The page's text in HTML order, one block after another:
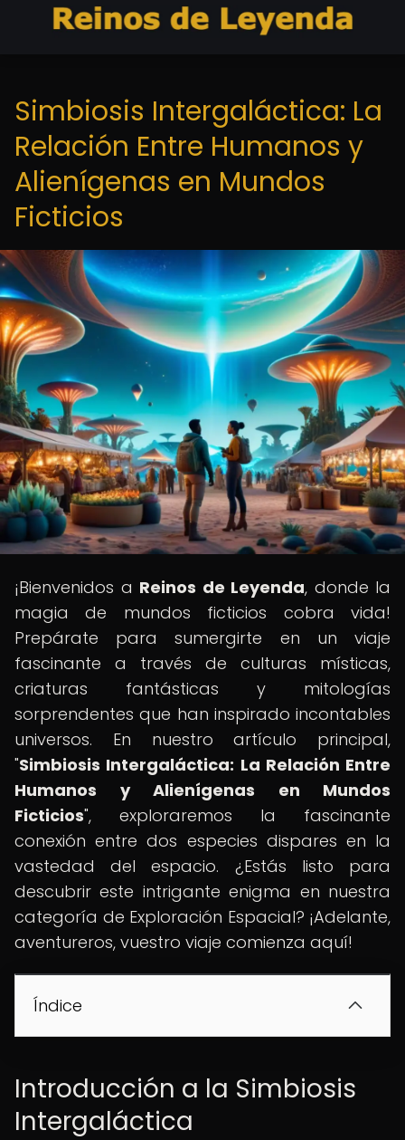
Simbiosis Intergaláctica: La
Relación Entre Humanos y
Alienígenas en Mundos
Ficticios
¡Bienvenidos a Reinos de Leyenda, donde la
magia de mundos ficticios cobra vida!
Prepárate para sumergirte en un viaje
fascinante a través de culturas místicas,
criaturas fantásticas y mitologías
sorprendentes que han inspirado incontables
universos. En nuestro artículo principal,
"Simbiosis Intergaláctica: La Relación Entre
Humanos y Alienígenas en Mundos
Ficticios", exploraremos la fascinante
conexión entre dos especies dispares en la
vastedad del espacio. ¿Estás listo para
descubrir este intrigante enigma en nuestra
categoría de Exploración Espacial? ¡Adelante,
aventureros, vuestro viaje comienza aquí!
Índice
Introducción a la Simbiosis
Intergaláctica